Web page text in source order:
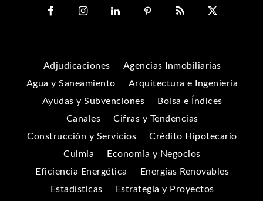
Adjudicaciones
Agencias Inmobiliarias
Agua y Saneamiento
Arquitectura e Ingeniería
Ayudas y Subvenciones
Bolsa e Índices
Canales
Cifras y Tendencias
Construcción y Servicios
Crédito Hipotecario
Culmia
Economía y Negocios
Eficiencia Energética
Energías Renovables
Estadísticas
Estrategia y Proyectos